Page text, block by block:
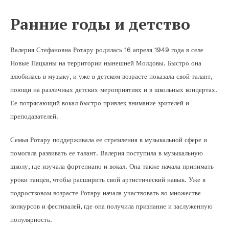
Ранние годы и детство
Валерия Стефановна Ротару родилась 16 апреля 1949 года в селе
Новые Пацканы на территории нынешней Молдовы. Быстро она
влюбилась в музыку, и уже в детском возрасте показала свой талант,
поющи на различных детских мероприятиях и в школьных концертах.
Ее потрясающий вокал быстро привлек внимание зрителей и
преподавателей.
Семья Ротару поддерживала ее стремления в музыкальной сфере и
помогала развивать ее талант. Валерия поступила в музыкальную
школу, где изучала фортепиано и вокал. Она также начала принимать
уроки танцев, чтобы расширить свой артистический навык. Уже в
подростковом возрасте Ротару начала участвовать во множестве
конкурсов и фестивалей, где она получила признание и заслуженную
популярность.